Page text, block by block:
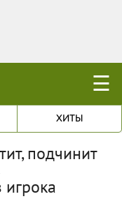
☰
ХИТЫ
подчинит
игрока